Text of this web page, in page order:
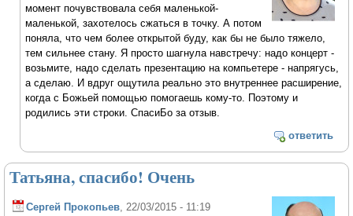
момент почувствовала себя маленькой-
маленькой, захотелось сжаться в точку. А потом
поняла, что чем более открытой буду, как бы не было тяжело,
тем сильнее стану. Я просто шагнула навстречу: надо концерт -
возьмите, надо сделать презентацию на компьетере - напрягусь,
а сделаю. И вдруг ощутила реально это внутреннее расширение,
когда с Божьей помощью помогаешь кому-то. Поэтому и
родились эти строки. СпасиБо за отзыв.
ответить
Татьяна, спасибо! Очень
Сергей Прокопьев , 22/03/2015 - 11:19